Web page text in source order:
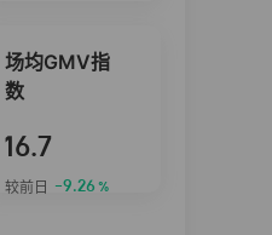
场均GMV指
数
16.7
较前日 -9.26 %